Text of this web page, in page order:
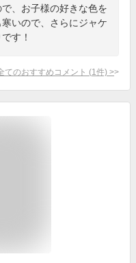
、お子様の好きな色を
いので、さらにジャケ
す！
てのおすすめコメント (1 件) >